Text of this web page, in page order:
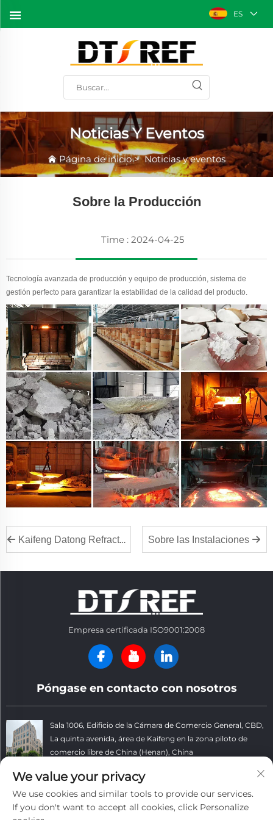
ES
Noticias Y Eventos
Página de inicio>Noticias y eventos
Sobre la Producción
Time : 2024-04-25
Tecnología avanzada de producción y equipo de producción, sistema de
gestión perfecto para garantizar la estabilidad de la calidad del producto.
Kaifeng Datong Refractory Co., Ltd. tiene el honor de asistir a la 9.ª Reunión del Consejo, 3.ª Sesión de la Asociación de la Industria de Refractarios de China (CRIA) Sobre las Instalaciones
Empresa certificada ISO9001:2008
Póngase en contacto con nosotros
Sala 1006, Edificio de la Cámara de Comercio General, CBD,
La quinta avenida, área de Kaifeng en la zona piloto de
comercio libre de China (Henan), China
+86 13781152999
[email protected]
We value your privacy
We use cookies and similar tools to provide our services.
If you don't want to accept all cookies, click Personalize